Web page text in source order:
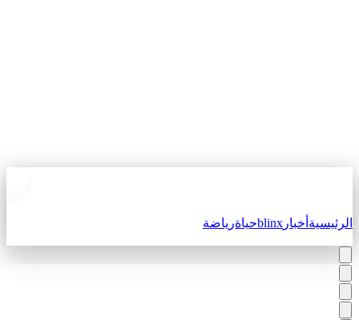
أخبارblinxحياةرياضة